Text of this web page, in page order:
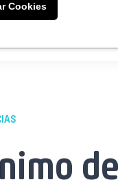
Cookies